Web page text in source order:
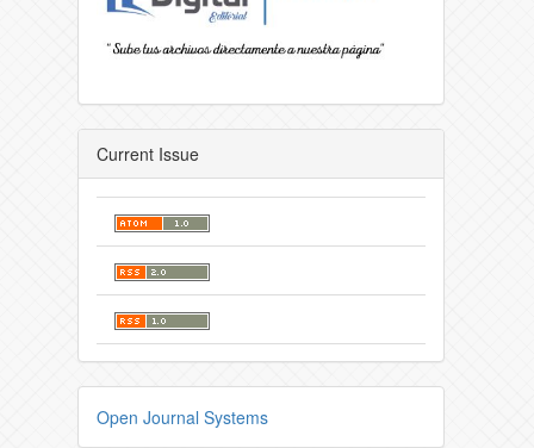
Current Issue
Open Journal Systems